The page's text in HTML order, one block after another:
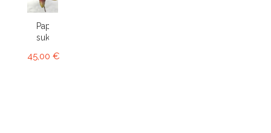
Paphiopedilum
sukhakulii
45,00 €